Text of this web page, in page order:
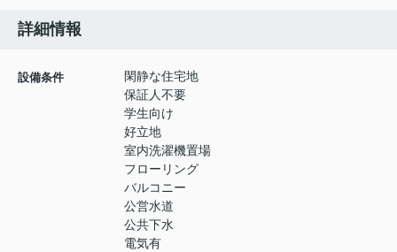
詳細情報
設備条件
閑静な住宅地
保証人不要
学生向け
好立地
室内洗濯機置場
フローリング
バルコニー
公営水道
公共下水
電気有